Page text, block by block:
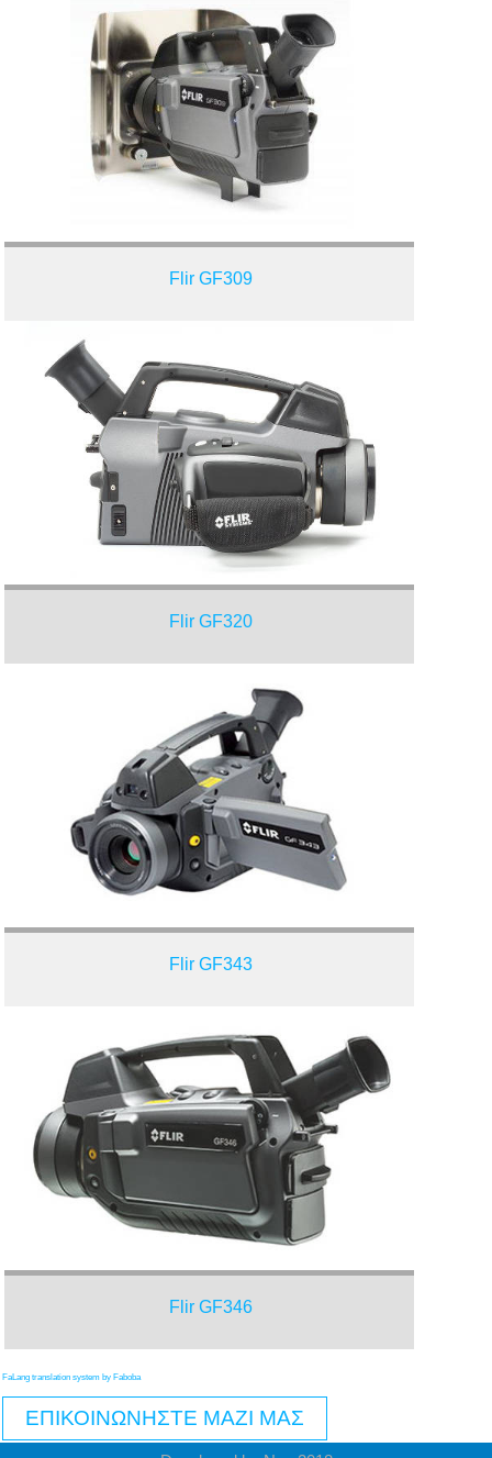
Flir GF309
Flir GF320
Flir GF343
Flir GF346
FaLang translation system by Faboba
ΕΠΙΚΟΙΝΩΝΗΣΤΕ ΜΑΖΙ ΜΑΣ